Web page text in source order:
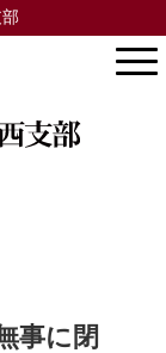
事に閉